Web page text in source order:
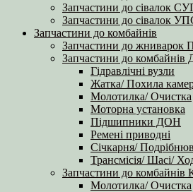
Запчастини до сівалок
Запчастини до сівалок
Запчастини до комбайнів
Запчастини до
Запчастини до
Гідравлічні вузли
Жатка/ Похила
Молотилка/ Очистка
Моторна установка
Підшипники ДОН
Ремені приводні
Січкарня/
Трансмісія/ Шасі/
Запчастини до
Молотилка/ Очистка